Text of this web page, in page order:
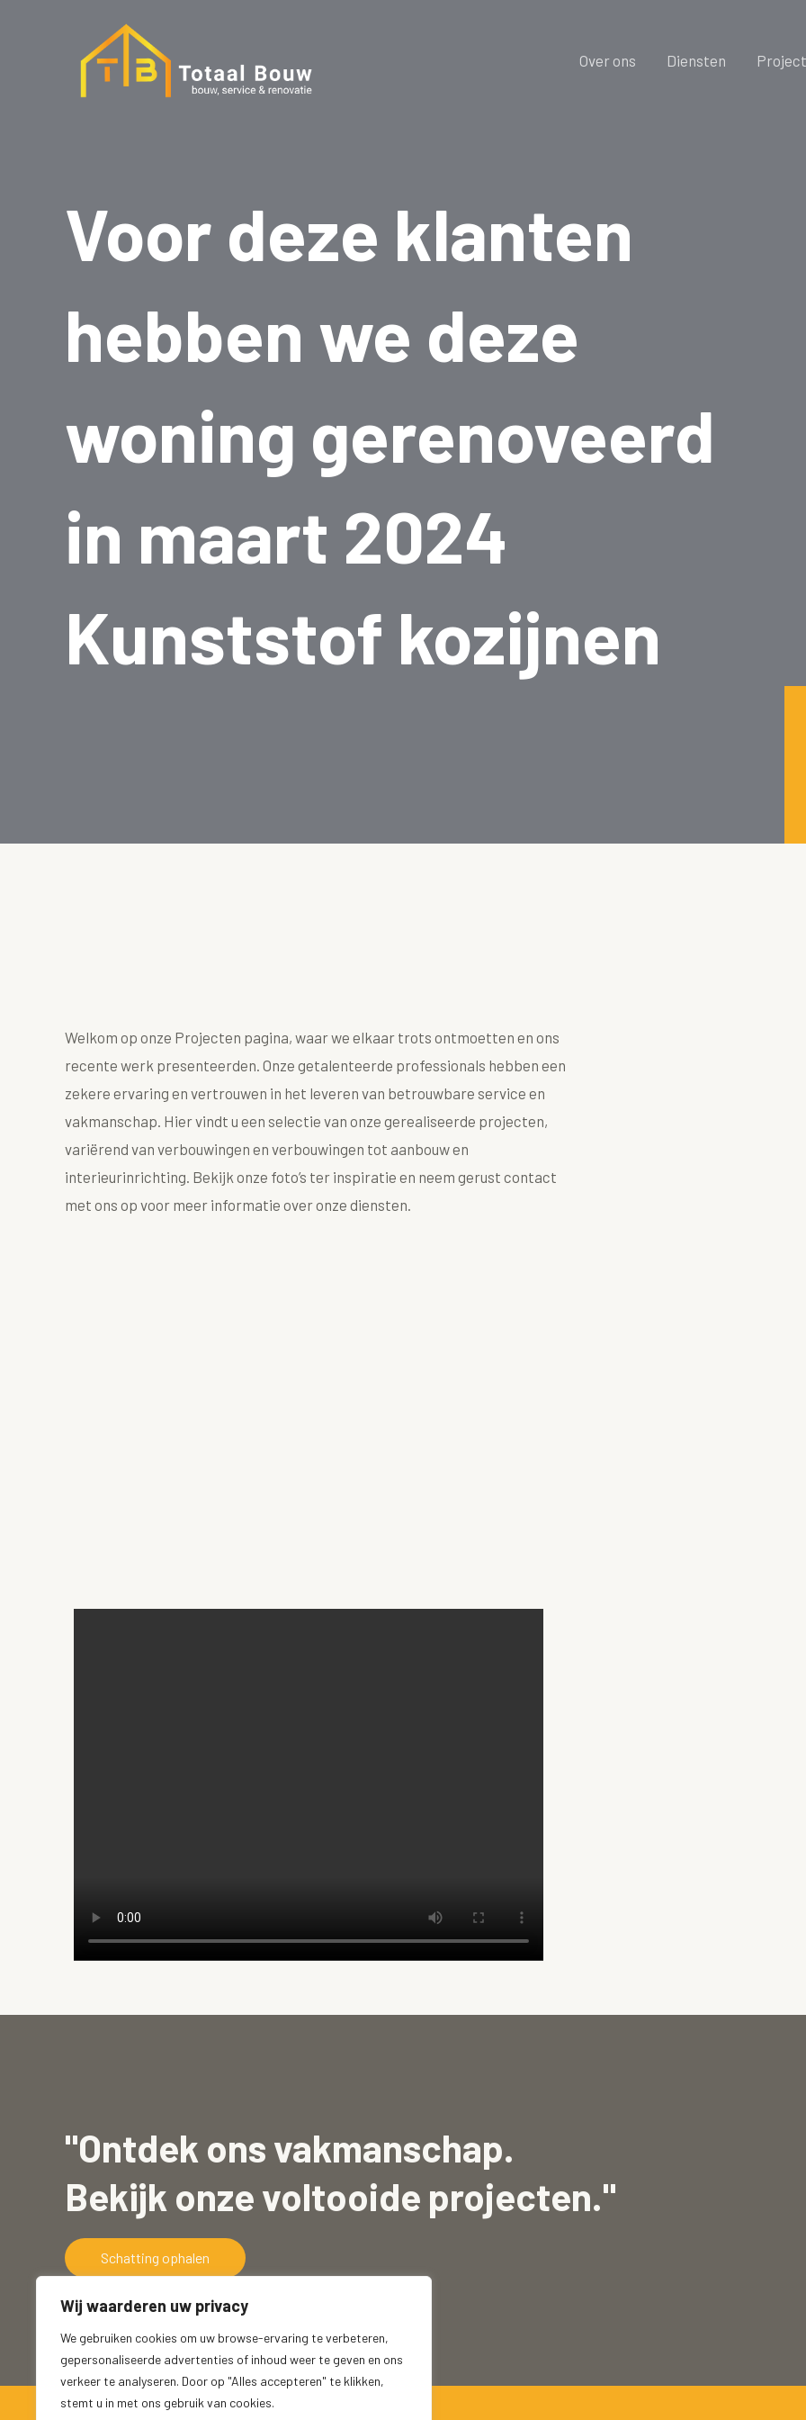
Wij waarderen uw privacy
We gebruiken cookies om uw browse-ervaring te verbeteren,
gepersonaliseerde advertenties of inhoud weer te geven en ons
verkeer te analyseren. Door op "Alles accepteren" te klikken,
stemt u in met ons gebruik van cookies.
Over ons Diensten
Voor deze klanten
hebben we deze
woning gerenoveerd
in maart 2024
Kunststof kozijnen
Welkom op onze Projecten pagina, waar we elkaar trots ontmoetten en ons
recente werk presenteerden. Onze getalenteerde professionals hebben een
zekere ervaring en vertrouwen in het leveren van betrouwbare service en
vakmanschap. Hier vindt u een selectie van onze gerealiseerde projecten,
variërend van verbouwingen en verbouwingen tot aanbouw en
interieurinrichting. Bekijk onze foto’s ter inspiratie en neem gerust contact
met ons op voor meer informatie over onze diensten.
"Ontdek ons vakmanschap.
Bekijk onze voltooide projecten."
Schatting ophalen